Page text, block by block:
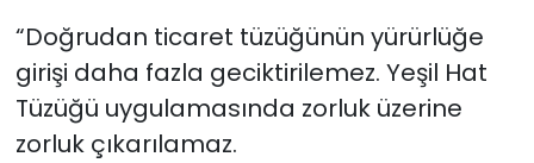
“Doğrudan ticaret tüzüğünün yürürlüğe
girişi daha fazla geciktirilemez. Yeşil Hat
Tüzüğü uygulamasında zorluk üzerine
zorluk çıkarılamaz.